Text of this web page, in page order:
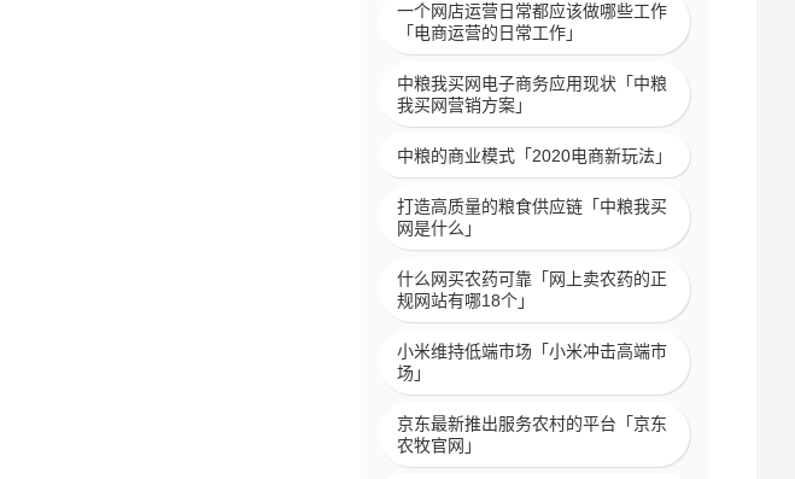
一个网店运营日常都应该做哪些工作
「电商运营的日常工作」
中粮我买网电子商务应用现状「中粮
我买网营销方案」
中粮的商业模式「2020电商新玩法」
打造高质量的粮食供应链「中粮我买
网是什么」
什么网买农药可靠「网上卖农药的正
规网站有哪18个」
小米维持低端市场「小米冲击高端市
场」
京东最新推出服务农村的平台「京东
农牧官网」